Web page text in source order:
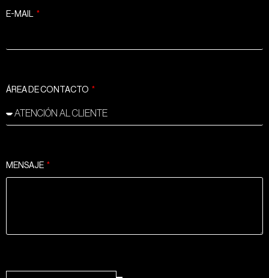
E-MAIL
ÁREA DE CONTACTO
MENSAJE